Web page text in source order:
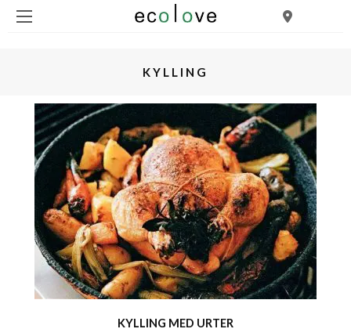
KYLLING
KYLLING MED URTER